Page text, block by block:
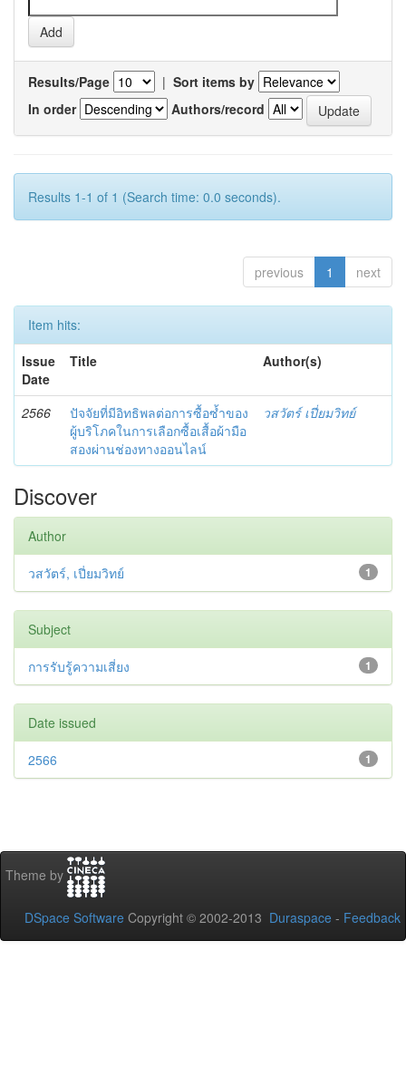
Results/Page | Sort items by
In order
Authors/record
Results 1-1 of 1 (Search time: 0.0 seconds).
previous 1 next
Item hits:
Issue
Date
Title Author(s)
2566
ปัจจัยที่มีอิทธิพลต่อการซื้อซ้ำของ
ผู้บริโภคในการเลือกซื้อเสื้อผ้ามือ
สองผ่านช่องทางออนไลน์
วสวัตร์ เปี่ยมวิทย์
Discover
Author
1
วสวัตร์, เปี่ยมวิทย์
Subject
1
การรับรู้ความเสี่ยง
Date issued
1
2566
Theme by
DSpace Software Copyright © 2002-2013 Duraspace - Feedback